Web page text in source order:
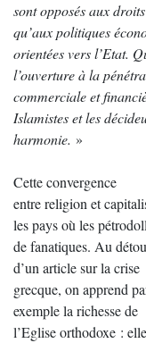
sont opposés aux
qu’aux politiques
orientées vers l’Etat.
l’ouverture à la
commerciale et
Islamistes et les
harmonie. »
Cette convergence
entre religion et
les pays où les
de fanatiques. Au
d’un article sur la crise
grecque, on apprend
exemple la richesse de
l’Eglise orthodoxe : elle